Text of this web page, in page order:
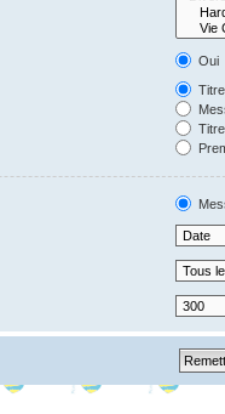
Oui